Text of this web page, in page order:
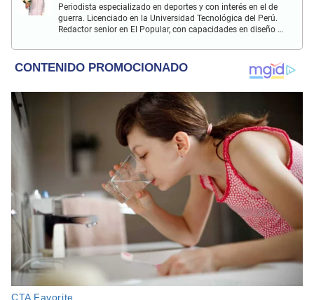
Periodista especializado en deportes y con interés en el de
guerra. Licenciado en la Universidad Tecnológica del Perú.
Redactor senior en El Popular, con capacidades en diseño y
cultural.